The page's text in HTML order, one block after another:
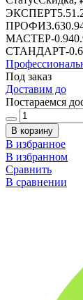
ЭКСПЕРТ5.5
ПРОФИ3.63
МАСТЕР-0.94
СТАНДАРТ-
Под заказ
Доставим до
Постараемся
В корзину
В избранное
В избранном
Сравнить
В сравнении